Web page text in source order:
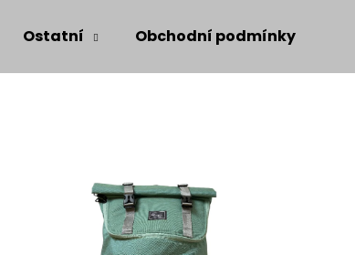
Ostatní Obchodní podmínky